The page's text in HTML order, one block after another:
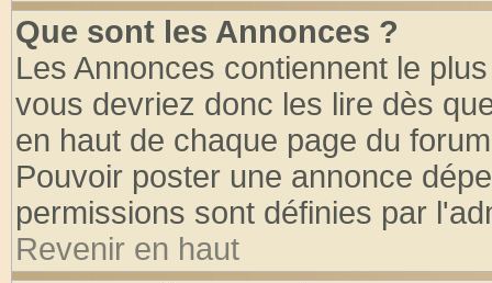
Que sont les Annonces ?
Les Annonces contiennent le
vous devriez donc les lire dès
en haut de chaque page du
Pouvoir poster une annonce
permissions sont définies par
Revenir en haut